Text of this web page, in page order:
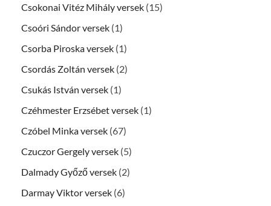
Csokonai Vitéz Mihály versek (15)
Csoóri Sándor versek (1)
Csorba Piroska versek (1)
Csordás Zoltán versek (2)
Csukás István versek (1)
Czéhmester Erzsébet versek (1)
Czóbel Minka versek (67)
Czuczor Gergely versek (5)
Dalmady Győző versek (2)
Darmay Viktor versek (6)